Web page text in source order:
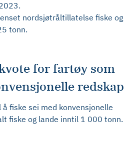
nordsjøtråltillatelse fiske og
tonn.
for fartøy som
redskap
fiske sei med konvensjonelle
fiske og lande inntil 1 000 tonn.